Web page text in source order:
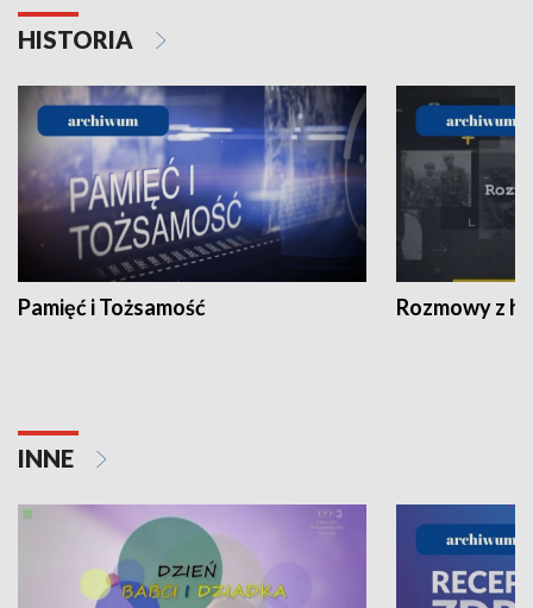
HISTORIA
Pamięć i Tożsamość Rozmowy z
INNE